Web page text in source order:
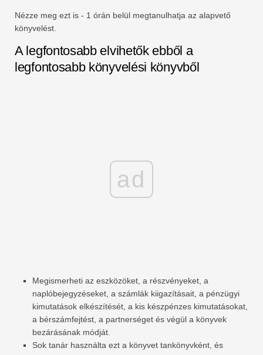
Nézze meg ezt is - 1 órán belül megtanulhatja az alapvető
könyvelést.
A legfontosabb elvihetők ebből a
legfontosabb könyvelési könyvből
ad
Megismerheti az eszközöket, a részvényeket, a
naplóbejegyzéseket, a számlák kiigazításait, a pénzügyi
kimutatások elkészítését, a kis készpénzes kimutatásokat,
a bérszámfejtést, a partnerséget és végül a könyvek
bezárásának módját.
Sok tanár használta ezt a könyvet tankönyvként, és